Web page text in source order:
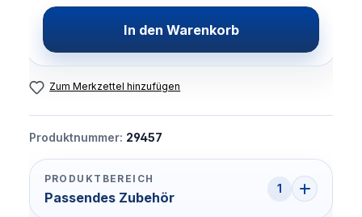
In den Warenkorb
Zum Merkzettel hinzufügen
Produktnummer: 29457
PRODUKTBEREICH
Passendes Zubehör
1